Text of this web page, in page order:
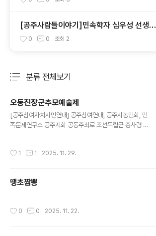
[공주사람들이야기]민속학자 심우성 선생님
이야기. . .(1,2부)
0 0 조회 2
분류 전체보기
오동진장군추모예술제
[공주참여자치시민연대] 공주참여연대, 공주시농민회, 민
족문제연구소 공주지회 공동주최로 조선독립군 총사령 송
공주 금강교 남쪽 공산성 곰탑 무대3. 내용 : 추모예술제와
군은 평안북도 출생으로 독립전쟁기(일제강점기) 김좌진,
무소에서 순국하시어 공주와 인연을 맺으셨습니다. 그 위
1 1 2025. 11. 29.
땡초짬뽕
0 0 2025. 11. 22.